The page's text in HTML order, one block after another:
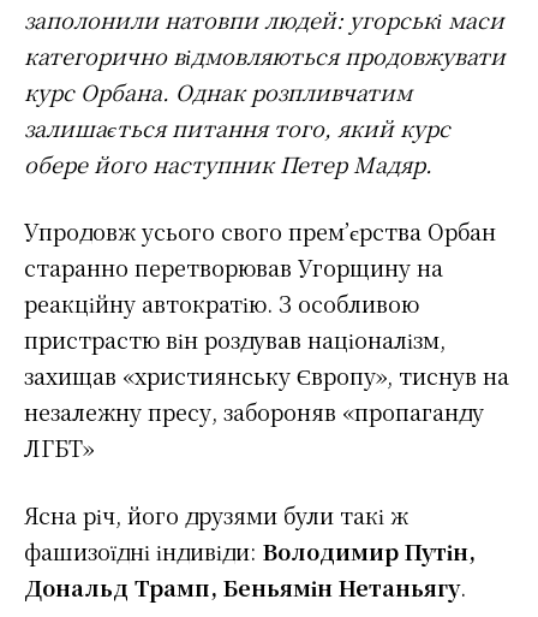
заполонили натовпи людей: угорські маси
категорично відмовляються продовжувати
курс Орбана. Однак розпливчатим
залишається питання того, який курс
обере його наступник Петер Мадяр.
Упродовж усього свого прем’єрства Орбан
старанно перетворював Угорщину на
реакційну автократію. З особливою
пристрастю він роздував націоналізм,
захищав «християнську Європу», тиснув на
незалежну пресу, забороняв «пропаганду
ЛГБТ»
Ясна річ, його друзями були такі ж
фашизоїдні індивіди: Володимир Путін,
Дональд Трамп, Беньямін Нетаньягу.